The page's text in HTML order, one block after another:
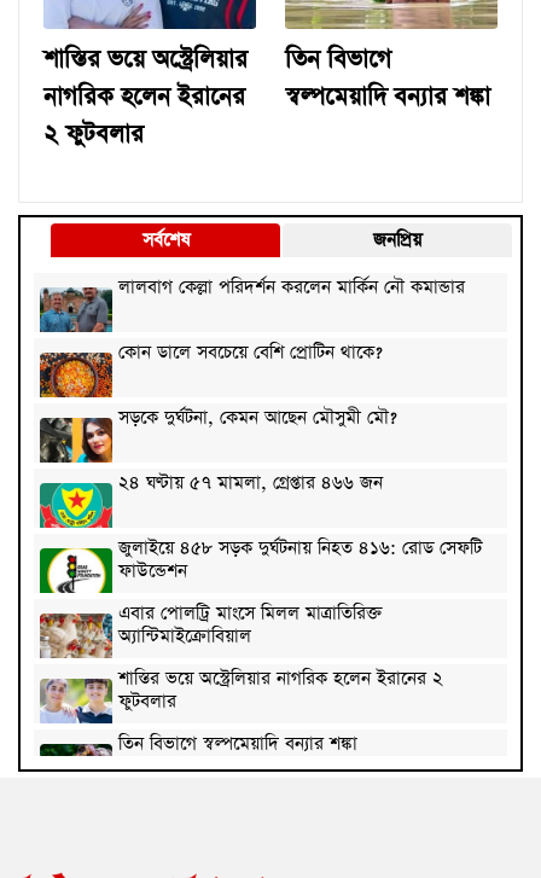
শাস্তির ভয়ে অস্ট্রেলিয়ার
নাগরিক হলেন ইরানের
২ ফুটবলার
তিন বিভাগে
স্বল্পমেয়াদি বন্যার শঙ্কা
সর্বশেষ
জনপ্রিয়
লালবাগ কেল্লা পরিদর্শন করলেন মার্কিন নৌ কমান্ডার
কোন ডালে সবচেয়ে বেশি প্রোটিন থাকে?
সড়কে দুর্ঘটনা, কেমন আছেন মৌসুমী মৌ?
২৪ ঘণ্টায় ৫৭ মামলা, গ্রেপ্তার ৪৬৬ জন
জুলাইয়ে ৪৫৮ সড়ক দুর্ঘটনায় নিহত ৪১৬: রোড সেফটি
ফাউন্ডেশন
এবার পোলট্রি মাংসে মিলল মাত্রাতিরিক্ত
অ্যান্টিমাইক্রোবিয়াল
শাস্তির ভয়ে অস্ট্রেলিয়ার নাগরিক হলেন ইরানের ২
ফুটবলার
তিন বিভাগে স্বল্পমেয়াদি বন্যার শঙ্কা